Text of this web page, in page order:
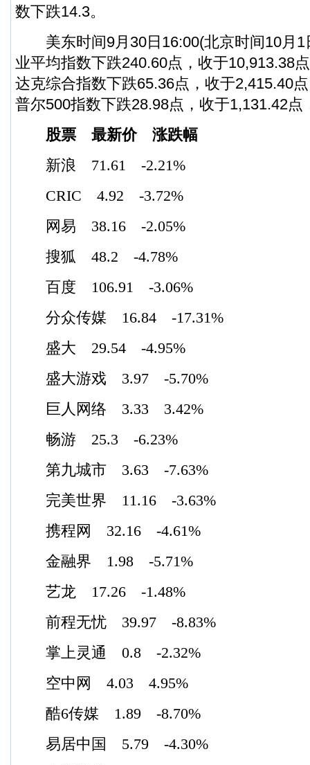
数下跌14.3。
美东时间9月30日16:00(北京时间10月1
业平均指数下跌240.60点，收于10,913.38
达克综合指数下跌65.36点，收于2,415.40
普尔500指数下跌28.98点，收于1,131.42点
股票 最新价 涨跌幅
新浪 71.61 -2.21%
CRIC 4.92 -3.72%
网易 38.16 -2.05%
搜狐 48.2 -4.78%
百度 106.91 -3.06%
分众传媒 16.84 -17.31%
盛大 29.54 -4.95%
盛大游戏 3.97 -5.70%
巨人网络 3.33 3.42%
畅游 25.3 -6.23%
第九城市 3.63 -7.63%
完美世界 11.16 -3.63%
携程网 32.16 -4.61%
金融界 1.98 -5.71%
艺龙 17.26 -1.48%
前程无忧 39.97 -8.83%
掌上灵通 0.8 -2.32%
空中网 4.03 4.95%
酷6传媒 1.89 -8.70%
易居中国 5.79 -4.30%